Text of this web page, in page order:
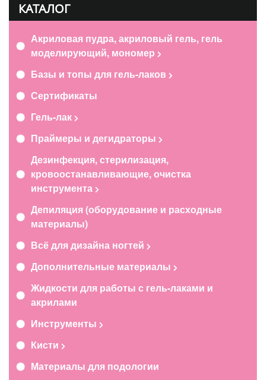
КАТАЛОГ
Акриловая пудра, акриловый гель, гель
моделирующий, мономер
Базы и топы для гель-лаков
Сертификаты
Гель-лак
Праймеры и дегидраторы
Дезинфекция, стерилизация,
кровоостанавливающие, очистка
инструмента
Депиляция (оборудование и расходные
материалы)
Всё для дизайна ногтей
Дополнительные материалы
Жидкости для работы с гель-лаками и
акрилами
Инструменты
Кисти
Материалы для подологии